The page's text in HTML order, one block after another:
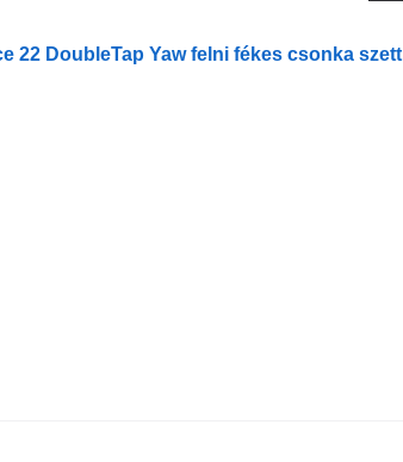
22 DoubleTap Yaw felni fékes csonka szett